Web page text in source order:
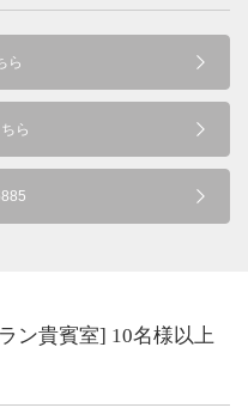
ら
ら
ン貴賓室] 10名様以上